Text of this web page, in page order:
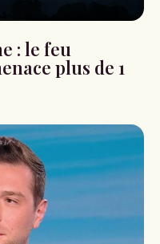
: le feu
plus de 1